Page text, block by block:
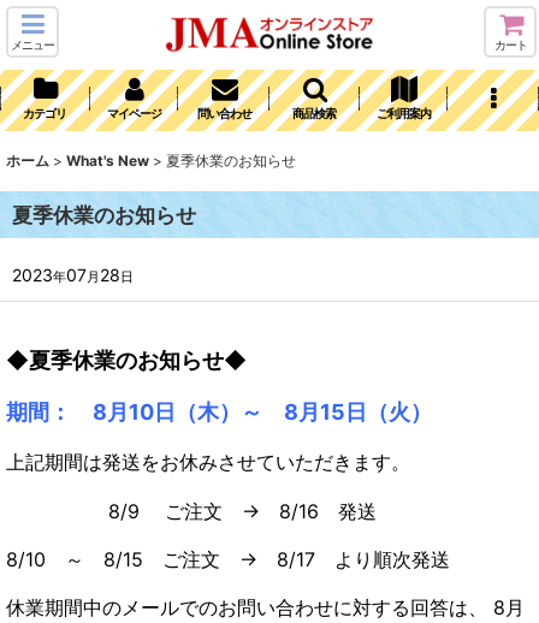
メニュー カート
カテゴリ マイページ 問い合わせ 商品検索 ご利用案内
ホーム > What's New > 夏季休業のお知らせ
夏季休業のお知らせ
2023年07月 28日
◆夏季休業のお知らせ◆
期間： 8月10日（木）～ 8月15日（火）
上記期間は発送をお休みさせていただきます。
8/9 ご注文 → 8/16 発送
8/10 ～ 8/15 ご注文 → 8/17 より順次発送
休業期間中のメールでのお問い合わせに対する回答は、 8月